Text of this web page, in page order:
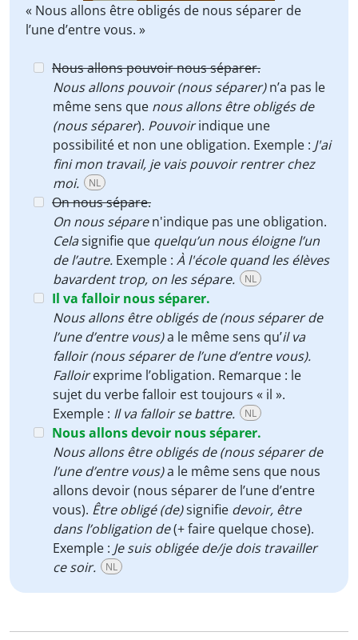
« Nous allons être obligés de nous séparer de
l’une d’entre vous. »
Nous allons pouvoir nous séparer.
Nous allons pouvoir (nous séparer)n’a pas le
même sens que nous allons être obligés de
(nous séparer). Pouvoirindique une
possibilité et non une obligation. Exemple : J'ai
fini mon travail, je vais pouvoir rentrer chez
moi.
NL
On nous sépare.
On nous séparen'indique pas une obligation.
Celasignifie que quelqu’un nous éloigne l’un
de l’autre. Exemple : À l'école quand les élèves
bavardent trop, on les sépare.
NL
Il va falloir nous séparer.
Nous allons être obligés de (nous séparer de
l’une d’entre vous)a le même sens qu’il va
falloir (nous séparer de l’une d’entre vous).
Falloirexprime l’obligation. Remarque : le
sujet du verbe falloir est toujours « il ».
Exemple : Il va falloir se battre. NL
Nous allons devoir nous séparer.
Nous allons être obligés de (nous séparer de
l’une d’entre vous)a le même sens que nous
allons devoir (nous séparer de l’une d’entre
vous). Être obligé (de)signifie devoir, être
dans l’obligation de(+ faire quelque chose).
Exemple : Je suis obligée de/je dois travailler
ce soir.
NL